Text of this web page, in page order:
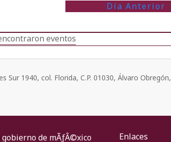
Día Anterior
eventos
Sur 1940, col. Florida, C.P. 01030, Álvaro
Enlaces